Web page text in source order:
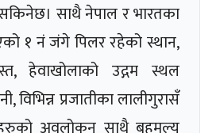
साथै नेपाल र भारतका
१ नं जंगे पिलर रहेको स्थान,
हेवाखोलाको उद्गम स्थल
विभिन्न प्रजातीका लालीगुरासँ